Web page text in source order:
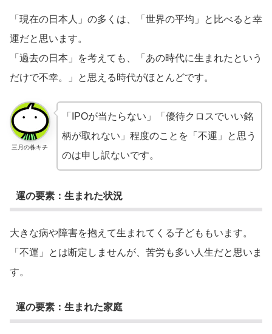
「現在の日本人」の多くは、「世界の平均」と比べると幸
運だと思います。
「過去の日本」を考えても、「あの時代に生まれたという
だけで不幸。」と思える時代がほとんどです。
三月の株キチ
「IPOが当たらない」「優待クロスでいい銘
柄が取れない」程度のことを「不運」と思う
のは申し訳ないです。
運の要素：生まれた状況
大きな病や障害を抱えて生まれてくる子どももいます。
「不運」とは断定しませんが、苦労も多い人生だと思いま
す。
運の要素：生まれた家庭